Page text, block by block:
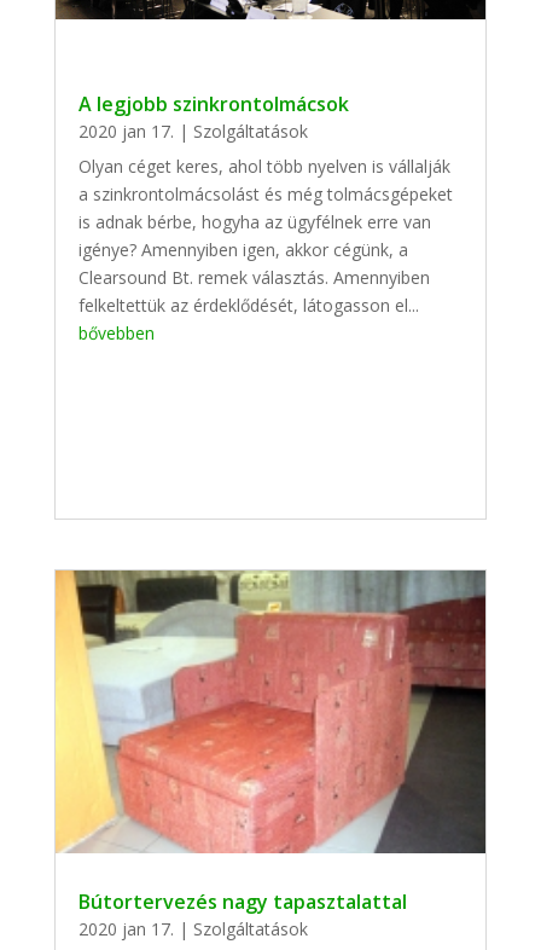
A legjobb szinkrontolmácsok
2020 jan 17. | Szolgáltatások
Olyan céget keres, ahol több nyelven is vállalják
a szinkrontolmácsolást és még tolmácsgépeket
is adnak bérbe, hogyha az ügyfélnek erre van
igénye? Amennyiben igen, akkor cégünk, a
Clearsound Bt. remek választás. Amennyiben
felkeltettük az érdeklődését, látogasson el...
bővebben
Bútortervezés nagy tapasztalattal
2020 jan 17. | Szolgáltatások